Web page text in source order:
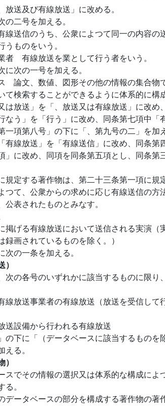
送及び有線放送」に改める。
二号を加える。
送信のうち、公衆によつて同一の内容の
ものをいう。
者 有線放送を業として行う者をいう。
次の一号を加える。
論文、数値、図形その他の情報の集合物
て検索することができるように体系的に構
は放送」を「、放送又は有線放送」に改め
なう」を「行う」に改め、同条第七項中「
項第八号」の下に「、第九号の二」を加え
有線放送」を「有線送信」に改め、同条第
」に改め、同項を同条第五項とし、同条第
規定する著作物は、第二十三条第一項に規
つて、公衆からの求めに応じ有線送信の方
表されたものとみなす。
掲げる有線放送において送信される実演（
画されているものを除く。）
の一条を加える。
次の各号のいずれかに該当するものに限り
線放送事業者の有線放送（放送を受信して
送設備から行われる有線放送
の下に「（データベースに該当するものを
る。
スでその情報の選択又は体系的な構成によ
。
データベースの部分を構成する著作物の著